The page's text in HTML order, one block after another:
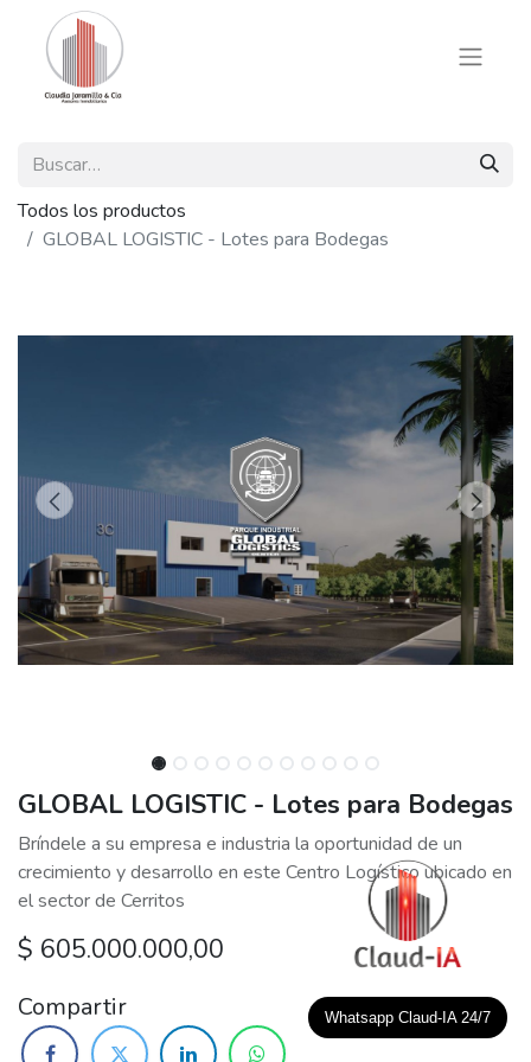
Todos los productos
GLOBAL LOGISTIC - Lotes para Bodegas
GLOBAL LOGISTIC - Lotes para Bodegas
Bríndele a su empresa e industria la oportunidad de un
crecimiento y desarrollo en este Centro Logístico ubicado en
el sector de Cerritos
$ 605.000.000,00
Compartir Whatsapp Claud-IA 24/7